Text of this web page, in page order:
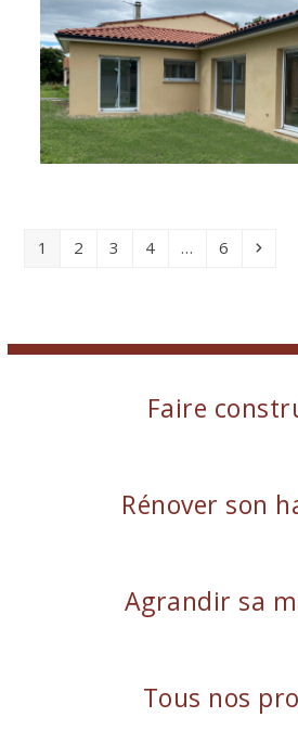
Page
1 Page
2 Page
3 Page
4 … Page
6
Faire
Rénover son
Agrandir sa
Tous nos